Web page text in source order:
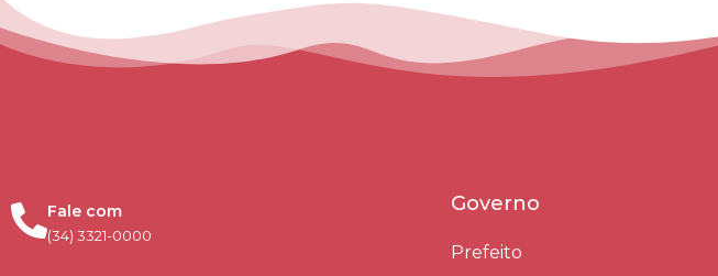
Fale com
(34) 3321-0000
Governo
Prefeito